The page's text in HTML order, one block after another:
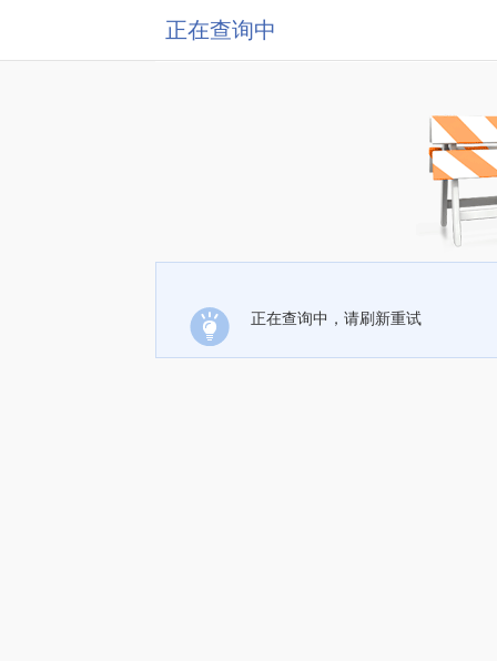
正在查询中
正在查询中，请刷新重试